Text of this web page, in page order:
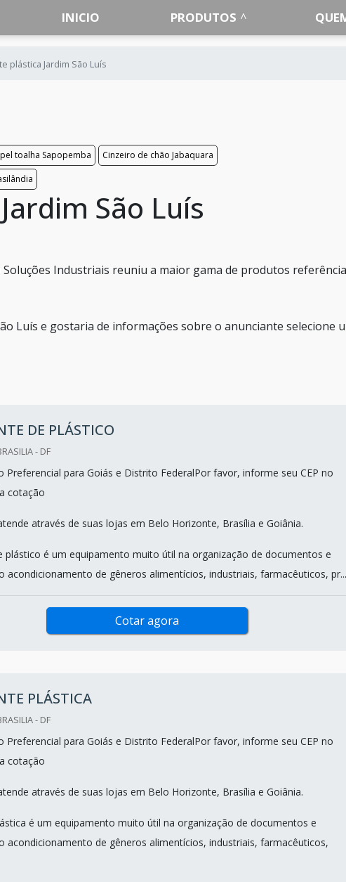
INICIO PRODUTOS
plástica Jardim São Luís
toalha Sapopemba
Cinzeiro de chão Jabaquara
São Luís
Industriais reuniu a maior gama de produtos
Luís e gostaria de informações sobre o anunciante selecione
DE PLÁSTICO
- DF
Preferencial para Goiás e Distrito FederalPor favor, informe seu CEP no
cotação
através de suas lojas em Belo Horizonte, Brasília e Goiânia.
plástico é um equipamento muito útil na organização de documentos e
acondicionamento de gêneros alimentícios, industriais, farmacêuticos, pr...
Cotar agora
PLÁSTICA
- DF
Preferencial para Goiás e Distrito FederalPor favor, informe seu CEP no
cotação
através de suas lojas em Belo Horizonte, Brasília e Goiânia.
é um equipamento muito útil na organização de documentos e
acondicionamento de gêneros alimentícios, industriais, farmacêuticos,